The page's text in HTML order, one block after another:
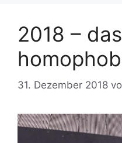
2018 –
31. Dezember 2018